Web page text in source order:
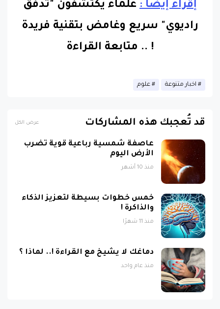
راديوي" سريع وغامض بتقنية فريدة
!
.. متابعة القراءة
عاصفة شمسية رباعية قوية تضرب
الأرض اليوم
منذ 10 أشهر
والذاكرة !
منذ 11 شهرًا
منذ عام واحد